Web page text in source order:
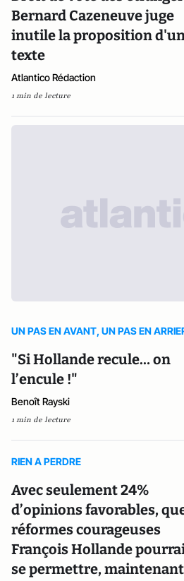
Bernard Cazeneuve juge
inutile la proposition
texte
Atlantico Rédaction
1 min de lecture
UN PAS EN AVANT, UN PAS EN
"Si Hollande recule… on
l’encule !"
Benoît Rayski
1 min de lecture
RIEN A PERDRE
Avec seulement 24%
d’opinions favorables,
réformes courageuses
François Hollande
se permettre,